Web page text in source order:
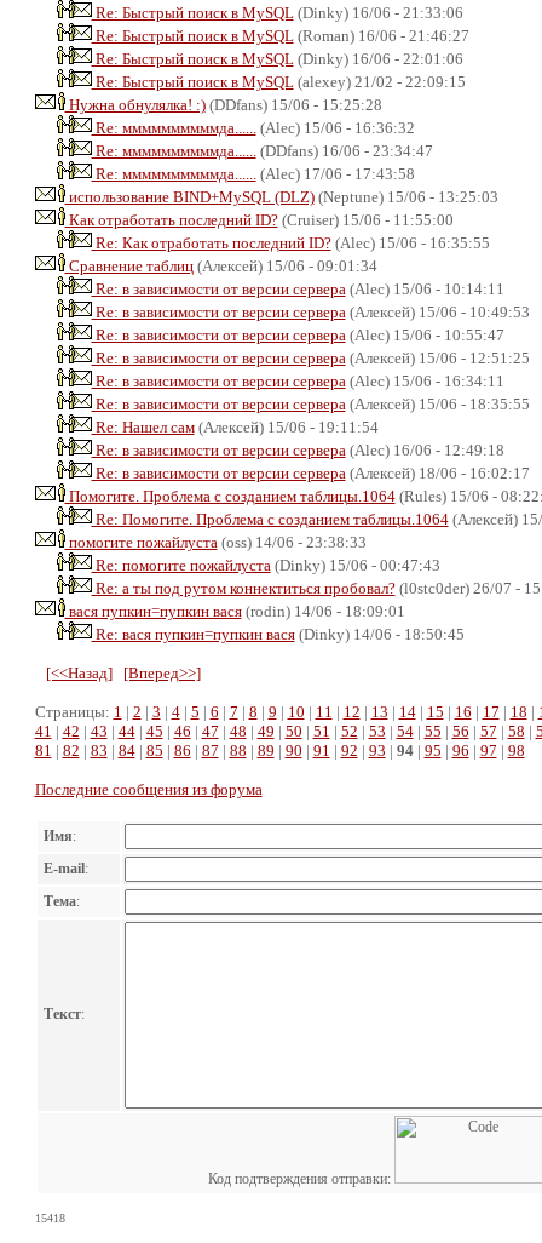
Re: Быстрый поиск в MySQL(Dinky) 16/06 - 21:33:06
Re: Быстрый поиск в MySQL(Roman) 16/06 - 21:46:27
Re: Быстрый поиск в MySQL(Dinky) 16/06 - 22:01:06
Re: Быстрый поиск в MySQL(alexey) 21/02 - 22:09:15
Нужна обнулялка! :)(DDfans) 15/06 - 15:25:28
Re: ммммммммммда......
(Alec) 15/06 - 16:36:32
Re: ммммммммммда......
(DDfans) 16/06 - 23:34:47
Re: ммммммммммда......
(Alec) 17/06 - 17:43:58
использование BIND+MySQL (DLZ)(Neptune) 15/06 - 13:25:03
Как отработать последний ID?(Cruiser) 15/06 - 11:55:00
Re: Как отработать последний ID?(Alec) 15/06 - 16:35:55
Сравнение таблиц(Алексей) 15/06 - 09:01:34
Re: в зависимости от версии сервера (Alec) 15/06 - 10:14:11
Re: в зависимости от версии сервера (Алексей) 15/06 - 10:49:53
Re: в зависимости от версии сервера (Alec) 15/06 - 10:55:47
Re: в зависимости от версии сервера (Алексей) 15/06 - 12:51:25
Re: в зависимости от версии сервера (Alec) 15/06 - 16:34:11
Re: в зависимости от версии сервера (Алексей) 15/06 - 18:35:55
Re: Нашел сам(Алексей) 15/06 - 19:11:54
Re: в зависимости от версии сервера (Alec) 16/06 - 12:49:18
Re: в зависимости от версии сервера (Алексей) 18/06 - 16:02:17
Помогите. Проблема с созданием таблицы.1064(Rules) 15/06 -
Re: Помогите. Проблема с созданием таблицы.1064(Алексей)
помогите пожайлуста (oss) 14/06 - 23:38:33
Re: помогите пожайлуста (Dinky) 15/06 - 00:47:43
Re: а ты под рутом коннектиться пробовал?(l0stc0der) 26/07 -
вася пупкин=пупкин вася(rodin) 14/06 - 18:09:01
Re: вася пупкин=пупкин вася(Dinky) 14/06 - 18:50:45
[<<Назад] [Вперед>>]
Страницы: 1 | 2 | 3 | 4| 5 | 6 | 7 | 8 | 9 | 10 | 11 | 12 | 13 | 14| 15 | 16 | 17 | 18 |
41 | 42 | 43 | 44| 45 | 46 | 47 | 48 | 49 | 50 | 51 | 52 | 53 | 54| 55 | 56 | 57 | 58 |
81 | 82 | 83 | 84| 85 | 86 | 87 | 88 | 89 | 90 | 91 | 92 | 93 | 94| 95 | 96 | 97 | 98
Последние сообщения из форума
Имя:
E-mail:
Тема:
Текст:
Код подтверждения отправки:
15418